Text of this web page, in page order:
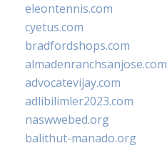
eleontennis.com
cyetus.com
bradfordshops.com
almadenranchsanjose.com
advocatevijay.com
adlibilimler2023.com
naswwebed.org
balithut-manado.org